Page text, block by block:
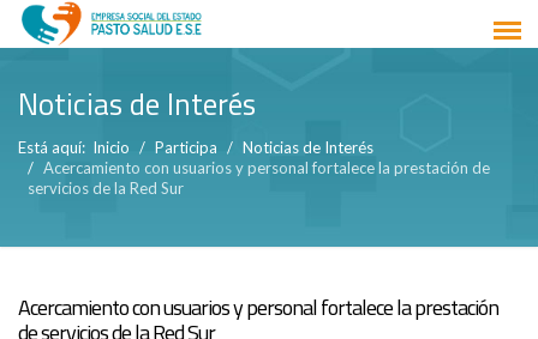
Noticias de Interés
Está aquí: Inicio Participa
Noticias de Interés
Acercamiento con usuarios y personal fortalece la prestación de
servicios de la Red Sur
Acercamiento con usuarios y personal fortalece la prestación
de servicios de la Red Sur